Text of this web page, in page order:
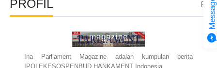
PROFIL
magazine
Ina Parliament Magazine adalah kumpulan berita
IPOLEKESOSPENBUD HANKAMENT Indonesia